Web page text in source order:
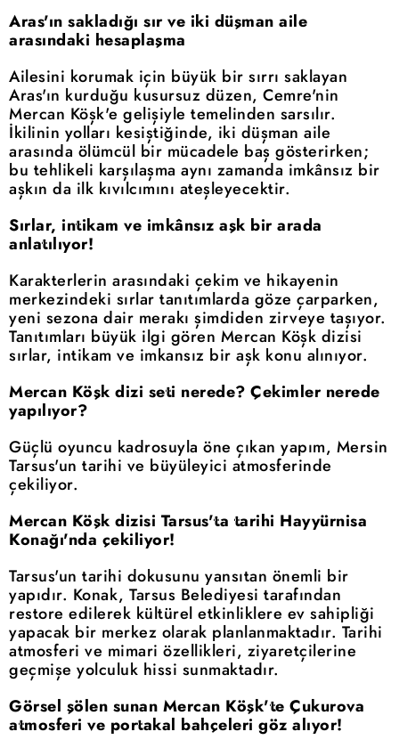
Aras'ın sakladığı sır ve iki düşman aile
arasındaki hesaplaşma
Ailesini korumak için büyük bir sırrı saklayan
Aras'ın kurduğu kusursuz düzen, Cemre'nin
Mercan Köşk'e gelişiyle temelinden sarsılır.
İkilinin yolları kesiştiğinde, iki düşman aile
arasında ölümcül bir mücadele baş gösterirken;
bu tehlikeli karşılaşma aynı zamanda imkânsız bir
aşkın da ilk kıvılcımını ateşleyecektir.
Sırlar, intikam ve imkânsız aşk bir arada
anlatılıyor!
Karakterlerin arasındaki çekim ve hikayenin
merkezindeki sırlar tanıtımlarda göze çarparken,
yeni sezona dair merakı şimdiden zirveye taşıyor.
Tanıtımları büyük ilgi gören Mercan Köşk dizisi
sırlar, intikam ve imkansız bir aşk konu alınıyor.
Mercan Köşk dizi seti nerede? Çekimler nerede
yapılıyor?
Güçlü oyuncu kadrosuyla öne çıkan yapım, Mersin
Tarsus'un tarihi ve büyüleyici atmosferinde
çekiliyor.
Mercan Köşk dizisi Tarsus'ta tarihi Hayyürnisa
Konağı'nda çekiliyor!
Tarsus'un tarihi dokusunu yansıtan önemli bir
yapıdır. Konak, Tarsus Belediyesi tarafından
restore edilerek kültürel etkinliklere ev sahipliği
yapacak bir merkez olarak planlanmaktadır. Tarihi
atmosferi ve mimari özellikleri, ziyaretçilerine
geçmişe yolculuk hissi sunmaktadır.
Görsel şölen sunan Mercan Köşk'te Çukurova
atmosferi ve portakal bahçeleri göz alıyor!